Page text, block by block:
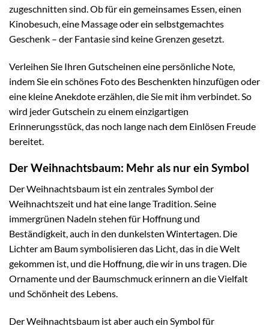
zugeschnitten sind. Ob für ein gemeinsames Essen, einen
Kinobesuch, eine Massage oder ein selbstgemachtes
Geschenk – der Fantasie sind keine Grenzen gesetzt.
Verleihen Sie Ihren Gutscheinen eine persönliche Note,
indem Sie ein schönes Foto des Beschenkten hinzufügen oder
eine kleine Anekdote erzählen, die Sie mit ihm verbindet. So
wird jeder Gutschein zu einem einzigartigen
Erinnerungsstück, das noch lange nach dem Einlösen Freude
bereitet.
Der Weihnachtsbaum: Mehr als nur ein Symbol
Der Weihnachtsbaum ist ein zentrales Symbol der
Weihnachtszeit und hat eine lange Tradition. Seine
immergrünen Nadeln stehen für Hoffnung und
Beständigkeit, auch in den dunkelsten Wintertagen. Die
Lichter am Baum symbolisieren das Licht, das in die Welt
gekommen ist, und die Hoffnung, die wir in uns tragen. Die
Ornamente und der Baumschmuck erinnern an die Vielfalt
und Schönheit des Lebens.
Der Weihnachtsbaum ist aber auch ein Symbol für